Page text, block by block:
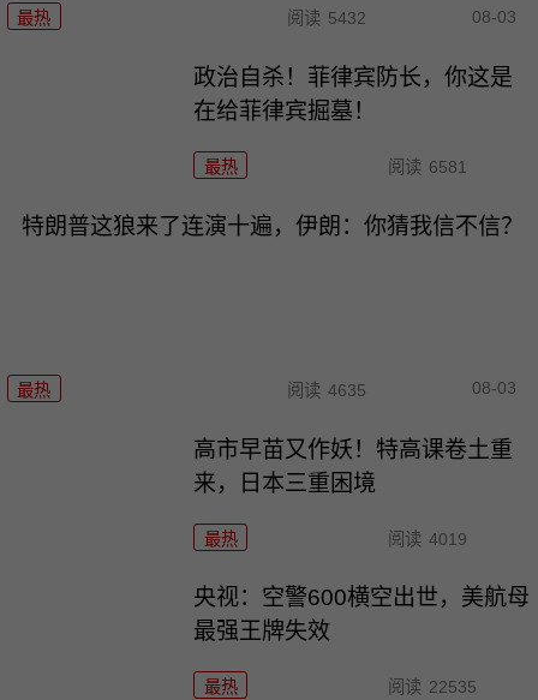
最热 阅读 5432 08-03
政治自杀！菲律宾防长，你这是
在给菲律宾掘墓！
最热 阅读 6581
特朗普这狼来了连演十遍，伊朗：你猜我信不信？
最热 阅读 4635 08-03
高市早苗又作妖！特高课卷土重
来，日本三重困境
最热 阅读 4019
央视：空警600横空出世，美航母
最强王牌失效
最热 阅读 22535